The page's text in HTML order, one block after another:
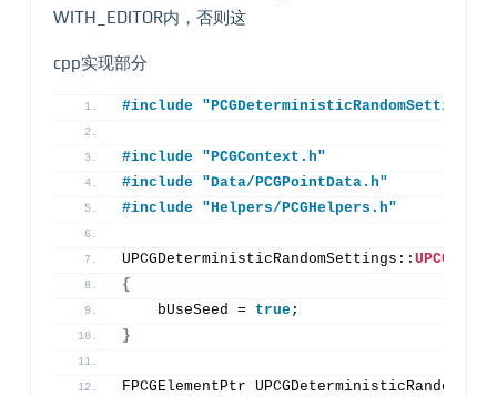
WITH_EDITOR内，否则这
cpp实现部分
#include
#include "PCGContext.h"
#include "Data/PCGPointData.h"
#include "Helpers/PCGHelpers.h"
UPCGDeterministicRandomSettings::
{
    bUseSeed =
true;
}
FPCGElementPtr